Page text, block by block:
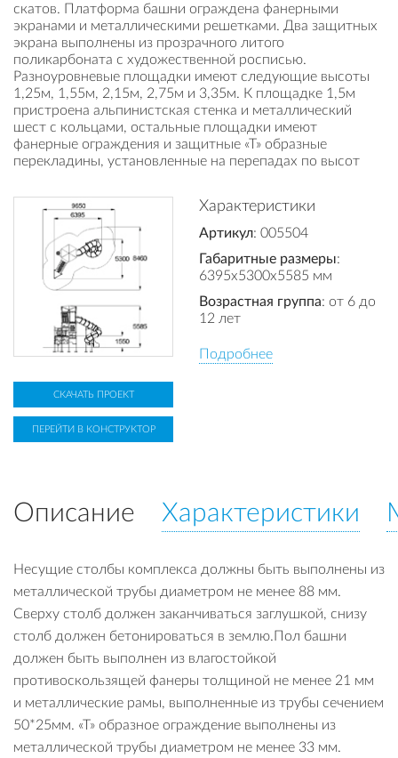
скатов. Платформа башни ограждена фанерными
экранами и металлическими решетками. Два защитных
экрана выполнены из прозрачного литого
поликарбоната с художественной росписью.
Разноуровневые площадки имеют следующие высоты
1,25м, 1,55м, 2,15м, 2,75м и 3,35м. К площадке 1,5м
пристроена альпинистская стенка и металлический
шест с кольцами, остальные площадки имеют
фанерные ограждения и защитные «Т» образные
перекладины, установленные на перепадах по высот
Характеристики
Артикул: 005504
Габаритные размеры:
6395x5300x5585 мм
Возрастная группа: от 6 до
12 лет
Подробнее
СКАЧАТЬ ПРОЕКТ
ПЕРЕЙТИ В КОНСТРУКТОР
Описание Характеристики
Несущие столбы комплекса должны быть выполнены из
металлической трубы диаметром не менее 88 мм.
Сверху столб должен заканчиваться заглушкой, снизу
столб должен бетонироваться в землю.Пол башни
должен быть выполнен из влагостойкой
противоскользящей фанеры толщиной не менее 21 мм
и металлические рамы, выполненные из трубы сечением
50*25мм. «Т» образное ограждение выполнены из
металлической трубы диаметром не менее 33 мм.